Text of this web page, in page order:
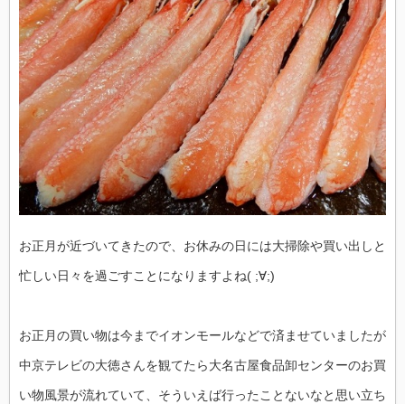
お正月が近づいてきたので、お休みの日には大掃除や買い出しと
忙しい日々を過ごすことになりますよね( ;∀;)
お正月の買い物は今までイオンモールなどで済ませていましたが
中京テレビの大徳さんを観てたら大名古屋食品卸センターのお買
い物風景が流れていて、そういえば行ったことないなと思い立ち